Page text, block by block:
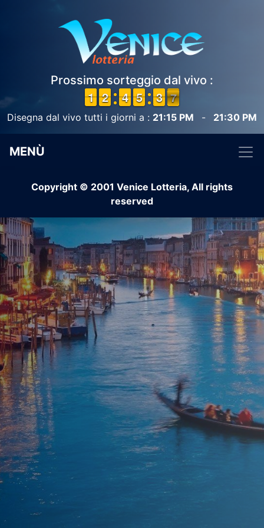
Prossimo sorteggio dal vivo :
1
1
1
1 1
1
2
2 3
3
4
4 4
4
5
5 4
3
3 7
6
6
Disegna dal vivo tutti i giorni a : 21:15 PM - 21:30 PM
MENÙ
Copyright © 2001 Venice Lotteria, All rights
reserved